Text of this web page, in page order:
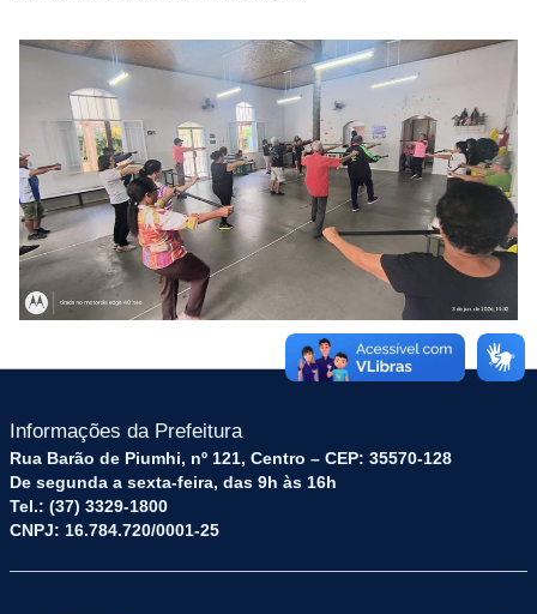
Informações da Prefeitura
Rua Barão de Piumhi, nº 121, Centro – CEP: 35570-128
De segunda a sexta-feira, das 9h às 16h
Tel.: (37) 3329-1800
CNPJ: 16.784.720/0001-25